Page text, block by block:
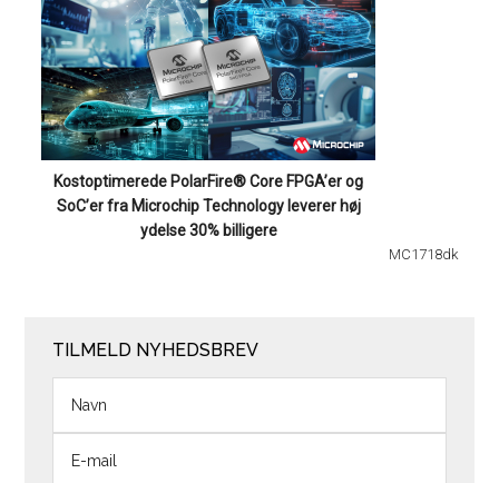
Kostoptimerede PolarFire® Core FPGA’er og
SoC’er fra Microchip Technology leverer høj
ydelse 30% billigere
MC1718dk
TILMELD NYHEDSBREV